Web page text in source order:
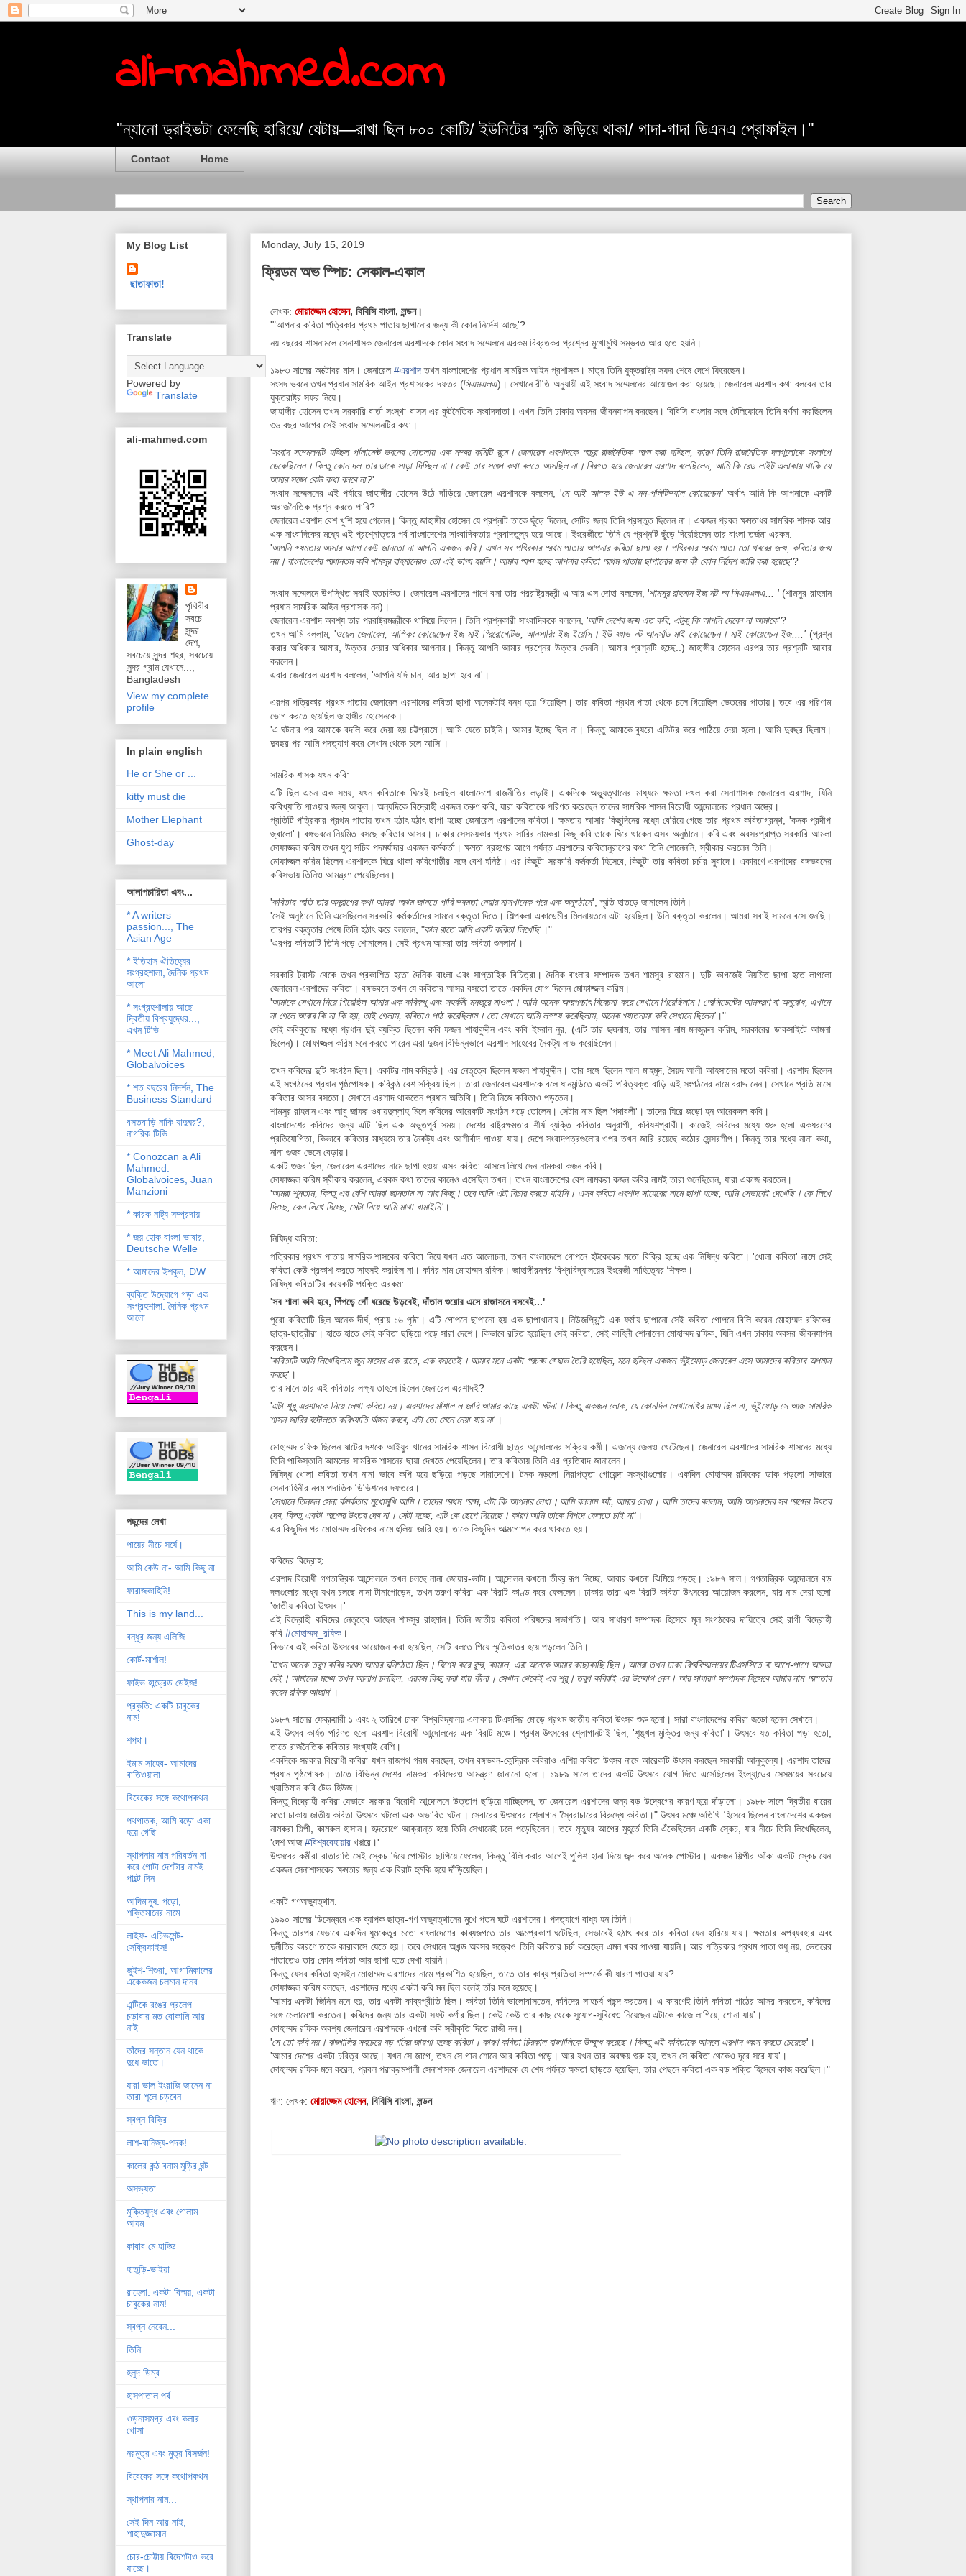
ali-mahmed.com
"ন্যানো ড্রাইভটা ফেলেছি হারিয়ে/ যেটায়—রাখা ছিল ৮০০ কোটি/ ইউনিটের স্মৃতি জড়িয়ে থাকা/ গাদা-গাদা ডিএনএ প্রোফাইল।"
Contact Home
Monday, July 15, 2019
ফ্রিডম অভ স্পিচ: সেকাল-একাল
লেখক: মোয়াজ্জেম হোসেন, বিবিসি বাংলা, লন্ডন।
'"আপনার কবিতা পত্রিকার প্রথম পাতায় ছাপানোর জন্য কী কোন নির্দেশ আছে'?
নয় বছরের শাসনামলে সেনাশাসক জেনারেল এরশাদকে কোন সংবাদ সম্মেলনে এরকম বিব্রতকর প্রশ্নের মুখোমুখি সম্ভবত আর হতে হয়নি।
১৯৮৩ সালের অক্টোবর মাস। জেনারেল #এরশাদতখন বাংলাদেশের প্রধান সামরিক আইন প্রশাসক। মাত্র তিনি যুক্তরাষ্ট্র সফর শেষে দেশে ফিরেছেন।
সংসদ ভবনে তখন প্রধান সামরিক আইন প্রশাসকের দফতর (সিএমএলএ)। সেখানে রীতি অনুযায়ী এই সংবাদ সম্মেলনের আয়োজন করা হয়েছে। জেনারেল এরশাদ কথা বলবেন তার
যুক্তরাষ্ট্র সফর নিয়ে।
জাহাঙ্গীর হোসেন তখন সরকারি বার্তা সংস্থা বাসস এর কূটনৈতিক সংবাদদাতা। এখন তিনি ঢাকায় অবসর জীবনযাপন করছেন। বিবিসি বাংলার সঙ্গে টেলিফোনে তিনি বর্ণনা করছিলেন
৩৬ বছর আগের সেই সংবাদ সম্মেলনটির কথা।
'সংবাদ সম্মেলনটি হচ্ছিল পার্লামেন্ট ভবনের দোতলায় এক নম্বর কমিটি রুমে। জেনারেল এরশাদকে প্রচুর রাজনৈতিক প্রশ্ন করা হচ্ছিল, কারণ তিনি রাজনৈতিক দলগুলোকে সংলাপে
ডেকেছিলেন। কিন্তু কোন দল তার ডাকে সাড়া দিচ্ছিল না। কেউ তার সঙ্গে কথা বলতে আসছিল না। বিরক্ত হয়ে জেনারেল এরশাদ বলেছিলেন, আমি কি রেড লাইট এলাকায় থাকি যে
আমার সঙ্গে কেউ কথা বলবে না?'
সংবাদ সম্মেলনের এই পর্যায়ে জাহাঙ্গীর হোসেন উঠে দাঁড়িয়ে জেনারেল এরশাদকে বললেন, 'মে আই আস্ক ইউ এ নন-পলিটিক্যাল কোয়েশ্চেন' অর্থাৎ আমি কি আপনাকে একটি
অরাজনৈতিক প্রশ্ন করতে পারি?
জেনারেল এরশাদ বেশ খুশি হয়ে গেলেন। কিন্তু জাহাঙ্গীর হোসেন যে প্রশ্নটি তাকে ছুঁড়ে দিলেন, সেটির জন্য তিনি প্রস্তুত ছিলেন না। একজন প্রবল ক্ষমতাধর সামরিক শাসক আর
এক সাংবাদিকের মধ্যে এই প্রশ্নোত্তর পর্ব বাংলাদেশের সাংবাদিকতায় প্রবাদতুল্য হয়ে আছে। ইংরেজীতে তিনি যে প্রশ্নটি ছুঁড়ে দিয়েছিলেন তার বাংলা তর্জমা এরকম:
'আপনি ক্ষমতায় আসার আগে কেউ জানতো না আপনি একজন কবি। এখন সব পত্রিকার প্রথম পাতায় আপনার কবিতা ছাপা হয়। পত্রিকার প্রথম পাতা তো খবরের জন্য, কবিতার জন্য
নয়। বাংলাদেশের প্রধানতম কবি শামসুর রাহমানেরও তো এই ভাগ্য হয়নি। আমার প্রশ্ন হচ্ছে আপনার কবিতা প্রথম পাতায় ছাপানোর জন্য কী কোন নির্দেশ জারি করা হয়েছে'?
সংবাদ সম্মেলনে উপস্থিত সবাই হতচকিত। জেনারেল এরশাদের পাশে বসা তার পররাষ্ট্রমন্ত্রী এ আর এস দোহা বললেন, 'শামসুর রাহমান ইজ নট দ্য সিএমএলএ... ' (শামসুর রাহমান
প্রধান সামরিক আইন প্রশাসক নন)।
জেনারেল এরশাদ অবশ্য তার পররাষ্ট্রমন্ত্রীকে থামিয়ে দিলেন। তিনি প্রশ্নকারী সাংবাদিককে বললেন, 'আমি দেশের জন্য এত করি, এটুকু কি আপনি দেবেন না আমাকে'?
তখন আমি বললাম, 'ওয়েল জেনারেল, আস্কিং কোয়েশ্চেন ইজ মাই প্রিরোগেটিভ, আনসারিং ইজ ইয়োর্স। ইউ হ্যাভ নট আনসার্ড মাই কোয়েশ্চেন। মাই কোয়েশ্চেন ইজ....' (প্রশ্ন
করার অধিকার আমার, উত্তর দেয়ার অধিকার আপনার। কিন্তু আপনি আমার প্রশ্নের উত্তর দেননি। আমার প্রশ্নটি হচ্ছে..)জাহাঙ্গীর হোসেন এরপর তার প্রশ্নটি আবার
করলেন।
এবার জেনারেল এরশাদ বললেন, 'আপনি যদি চান, আর ছাপা হবে না'।
এরপর পত্রিকার প্রথম পাতায় জেনারেল এরশাদের কবিতা ছাপা অনেকটাই বন্ধ হয়ে গিয়েছিল। তার কবিতা প্রথম পাতা থেকে চলে গিয়েছিল ভেতরের পাতায়। তবে এর পরিণাম
ভোগ করতে হয়েছিল জাহাঙ্গীর হোসেনকে।
'এ ঘটনার পর আমাকে বদলি করে দেয়া হয় চট্টগ্রামে। আমি যেতে চাইনি। আমার ইচ্ছে ছিল না। কিন্তু আমাকে ব্যুরো এডিটর করে পাঠিয়ে দেয়া হলো। আমি দুবছর ছিলাম।
দুবছর পর আমি পদত্যাগ করে সেখান থেকে চলে আসি'।
সামরিক শাসক যখন কবি:
এটি ছিল এমন এক সময়, যখন কবিতাকে ঘিরেই চলছিল বাংলাদেশে রাজনীতির লড়াই।একদিকে অভ্যুত্থানের মাধ্যমে ক্ষমতা দখল করা সেনাশাসক জেনারেল এরশাদ, যিনি
কবিখ্যাতি পাওয়ার জন্য আকুল। অন্যদিকে বিদ্রোহী একদল তরুণ কবি, যারা কবিতাকে পরিণত করেছেন তাদের সামরিক শাসন বিরোধী আন্দোলনের প্রধান অস্ত্রে।
প্রতিটি পত্রিকার প্রথম পাতায় তখন হঠাৎ হঠাৎ ছাপা হচ্ছে জেনারেল এরশাদের কবিতা। ক্ষমতায় আসার কিছুদিনের মধ্যে বেরিয়ে গেছে তার প্রথম কবিতাগ্রন্থ, 'কনক প্রদীপ
জ্বালো'। বঙ্গভবনে নিয়মিত বসছে কবিতার আসর। ঢাকার সেসময়কার প্রথম সারির নামকরা কিছু কবি তাকে ঘিরে থাকেন এসব অনুষ্ঠানে।কবি এবং অবসরপ্রাপ্ত সরকারি আমলা
মোফাজ্জল করিম তখন যুগ্ম সচিব পদমর্যাদার একজন কর্মকর্তা। ক্ষমতা গ্রহণের আগে পর্যন্ত এরশাদের কবিতানুরাগের কথা তিনি শোনেননি, স্বীকার করলেন তিনি।
মোফাজ্জল করিম ছিলেন এরশাদকে ঘিরে থাকা কবিগোষ্ঠীর সঙ্গে বেশ ঘনিষ্ঠ। এর কিছুটা সরকারি কর্মকর্তা হিসেবে, কিছুটা তার কবিতা চর্চার সুবাদে। একারণে এরশাদের বঙ্গভবনের
কবিসভায় তিনিও আমন্ত্রণ পেয়েছিলেন।
'কবিতার প্রতি তার অনুরাগের কথা আমরা প্রথম জানতে পারি ক্ষমতা নেয়ার মাসখানেক পরে এক অনুষ্ঠানে', স্মৃতি হাতড়ে জানালেন তিনি।
'সেই অনুষ্ঠানে তিনি এসেছিলেন সরকারি কর্মকর্তাদের সামনে বক্তৃতা দিতে। শিল্পকলা একাডেমীর মিলনায়তনে এটা হয়েছিল। উনি বক্তৃতা করলেন। আমরা সবাই সামনে বসে শুনছি।
তারপর বক্তৃতার শেষে তিনি হঠাৎ করে বললেন, "কাল রাতে আমি একটি কবিতা লিখেছি'।"
'এরপর কবিতাটি তিনি পড়ে শোনালেন। সেই প্রথম আমরা তার কবিতা শুনলাম'।
সরকারি ট্রাস্ট থেকে তখন প্রকাশিত হতো দৈনিক বাংলা এবং সাপ্তাহিক বিচিত্রা। দৈনিক বাংলার সম্পাদক তখন শামসুর রাহমান। দুটি কাগজেই নিয়মিত ছাপা হতে লাগলো
জেনারেল এরশাদের কবিতা। বঙ্গভবনে তখন যে কবিতার আসর বসতো তাতে একদিন যোগ দিলেন মোফাজ্জল করিম।
'আমাকে সেখানে নিয়ে গিয়েছিল আমার এক কবিবন্ধু এবং সহকর্মী মনজুরে মাওলা। আমি অনেক অগ্রপশ্চাৎ বিবেচনা করে সেখানে গিয়েছিলাম। প্রেসিডেন্টের আমন্ত্রণ বা অনুরোধ, এখানে
না গেলে আবার কি না কি হয়, তাই গেলাম, কবিতাও পাঠ করেছিলাম। তো সেখানে আমি লক্ষ্য করেছিলাম, অনেক খ্যাতনামা কবি সেখানে ছিলেন'।"
সেই কবিকুলের মধ্যে প্রধান দুই ব্যক্তি ছিলেন কবি ফজল শাহাবুদ্দীন এবং কবি ইমরান নুর, (এটি তার ছদ্মনাম, তার আসল নাম মনজুরুল করিম, সরকারের ডাকসাইটে আমলা
ছিলেন)। মোফাজ্জল করিম মনে করতে পারেন এরা দুজন বিভিন্নভাবে এরশাদ সাহেবের নৈকট্য লাভ করেছিলেন।
তখন কবিদের দুটি সংগঠন ছিল। একটির নাম কবিকন্ঠ। এর নেতৃত্বে ছিলেন ফজল শাহাবুদ্দীন। তার সঙ্গে ছিলেন আল মাহমুদ, সৈয়দ আলী আহসানের মতো কবিরা। এরশাদ ছিলেন
এই সংগঠনের প্রধান পৃষ্ঠপোষক। কবিকন্ঠ বেশ সক্রিয় ছিল। তারা জেনারেল এরশাদকে বলে ধানমন্ডিতে একটি পরিত্যক্ত বাড়ি এই সংগঠনের নামে বরাদ্দ নেন। সেখানে প্রতি মাসে
কবিতার আসর বসতো। সেখানে এরশাদ থাকতেন প্রধান অতিথি। তিনি নিজে কবিতাও পড়তেন।
শামসুর রাহমান এবং আবু জাফর ওবায়দুল্লাহ মিলে কবিদের আরেকটি সংগঠন গড়ে তোলেন। সেটার নাম ছিল 'পদাবলী'। তাদের ঘিরে জড়ো হন আরেকদল কবি।
বাংলাদেশের কবিদের জন্য এটি ছিল এক অভূতপূর্ব সময়। দেশের রাষ্ট্রক্ষমতার শীর্ষ ব্যক্তি কবিতার অনুরাগী, কবিযশপ্রার্থী। কাজেই কবিদের মধ্যে শুরু হলো একধরণের
প্রতিযোগিতা, কিভাবে কবিতার মাধ্যমে তার নৈকট্য এবং আশীর্বাদ পাওয়া যায়। দেশে সংবাদপত্রগুলোর ওপর তখন জারি রয়েছে কঠোর সেন্সরশীপ। কিন্তু তার মধ্যে নানা কথা,
নানা গুজব ভেসে বেড়ায়।
একটি গুজব ছিল, জেনারেল এরশাদের নামে ছাপা হওয়া এসব কবিতা আসলে লিখে দেন নামকরা কজন কবি।
মোফাজ্জল করিম স্বীকার করলেন, এরকম কথা তাদের কানেও এসেছিল তখন। তখন বাংলাদেশের বেশ নামকরা কজন কবির নামই তারা শুনেছিলেন, যারা একাজ করতেন।
'আমরা শুনতাম, কিন্তু এর বেশি আমরা জানতাম না আর কিছু। তবে আমি এটা বিচার করতে যাইনি। এসব কবিতা এরশাদ সাহেবের নামে ছাপা হচ্ছে, আমি সেভাবেই দেখেছি। কে লিখে
দিচ্ছে, কেন লিখে দিচ্ছে, সেটা নিয়ে আমি মাথা ঘামাইনি'।
নিষিদ্ধ কবিতা:
পত্রিকার প্রথম পাতায় সামরিক শাসকের কবিতা নিয়ে যখন এত আলোচনা, তখন বাংলাদেশে গোপনে হটকেকের মতো বিক্রি হচ্ছে এক নিষিদ্ধ কবিতা।'খোলা কবিতা' নামে সেই
কবিতা কেউ প্রকাশ করতে সাহসই করছিল না। কবির নাম মোহাম্মদ রফিক। জাহাঙ্গীরনগর বিশ্ববিদ্যালয়ের ইংরেজী সাহিত্যের শিক্ষক।
নিষিদ্ধ কবিতাটির কয়েকটি পংক্তি এরকম:
'সব শালা কবি হবে, পিঁপড়ে গোঁ ধরেছে উড়বেই, দাঁতাল শুয়োর এসে রাজাসনে বসবেই...'
পুরো কবিতাটি ছিল অনেক দীর্ঘ, প্রায় ১৬ পৃষ্ঠা। এটি গোপনে ছাপানো হয় এক ছাপাখানায়। নিউজপ্রিন্টে এক ফর্মায় ছাপানো সেই কবিতা গোপনে বিলি করেন মোহাম্মদ রফিকের
ছাত্র-ছাত্রীরা। হাতে হাতে সেই কবিতা ছড়িয়ে পড়ে সারা দেশে।কিভাবে রচিত হয়েছিল সেই কবিতা, সেই কাহিনী শোনালেন মোহাম্মদ রফিক, যিনি এখন ঢাকায় অবসর জীবনযাপন
করছেন।
'কবিতাটি আমি লিখেছিলাম জুন মাসের এক রাতে, এক বসাতেই। আমার মনে একটা প্রচন্ড ক্ষোভ তৈরি হয়েছিল, মনে হচ্ছিল একজন ভুঁইফোড় জেনারেল এসে আমাদের কবিতার অপমান
করছে'।
তার মানে তার এই কবিতার লক্ষ্য তাহলে ছিলেন জেনারেল এরশাদই?
'এটা শুধু এরশাদকে নিয়ে লেখা কবিতা নয়। এরশাদের মার্শাল ল জারি আমার কাছে একটা ঘটনা। কিন্তু একজন লোক, যে কোনদিন লেখালেখির মধ্যে ছিল না, ভূঁইফোড় সে আজ সামরিক
শাসন জারির বদৌলতে কবিখ্যাতি অর্জন করবে, এটা তো মেনে নেয়া যায় না'।
মোহাম্মদ রফিক ছিলেন ষাটের দশকে আইয়ুব খানের সামরিক শাসন বিরোধী ছাত্র আন্দোলনের সক্রিয় কর্মী। এজন্যে জেলও খেটেছেন। জেনারেল এরশাদের সামরিক শাসনের মধ্যে
তিনি পাকিস্তানি আমলের সামরিক শাসনের ছায়া দেখতে পেয়েছিলেন। তার কবিতায় তিনি এর প্রতিবাদ জানালেন।
নিষিদ্ধ খোলা কবিতা তখন নানা ভাবে কপি হয়ে ছড়িয়ে পড়ছে সারাদেশে। টনক নড়লো নিরাপত্তা গোয়েন্দা সংস্থাগুলোর। একদিন মোহাম্মদ রফিকের ডাক পড়লো সাভারে
সেনাবাহিনীর নবম পদাতিক ডিভিশনের দফতরে।
'সেখানে তিনজন সেনা কর্মকর্তার মুখোমুখি আমি। তাদের প্রথম প্রশ্ন, এটা কি আপনার লেখা। আমি বললাম হ্যাঁ, আমার লেখা। আমি তাদের বললাম, আমি আপনাদের সব প্রশ্নের উত্তর
দেব, কিন্তু একটা প্রশ্নের উত্তর দেব না। সেটা হচ্ছে, এটি কে ছেপে দিয়েছে। কারণ আমি তাকে বিপদে ফেলতে চাই না'।
এর কিছুদিন পর মোহাম্মদ রফিকের নামে হুলিয়া জারি হয়। তাকে কিছুদিন আত্মগোপন করে থাকতে হয়।
কবিদের বিদ্রোহ:
এরশাদ বিরোধী গণতান্ত্রিক আন্দোলনে তখন চলছে নানা জোয়ার-ভাটা। আন্দোলন কখনো তীব্র রূপ নিচ্ছে, আবার কখনো ঝিমিয়ে পড়ছে। ১৯৮৭ সাল। গণতান্ত্রিক আন্দোলনে বড়
দলগুলোর মধ্যে যখন চলছে নানা টানাপোড়েন, তখন তরুণ কবিরা এক বিরাট কাণ্ড করে ফেললেন। ঢাকায় তারা এক বিরাট কবিতা উৎসবের আয়োজন করলেন, যার নাম দেয়া হলো
'জাতীয় কবিতা উৎসব।'
এই বিদ্রোহী কবিদের নেতৃত্বে আছেন শামসুর রাহমান। তিনি জাতীয় কবিতা পরিষদের সভাপতি। আর সাধারণ সম্পাদক হিসেবে মূল সংগঠকের দায়িত্বে সেই রাগী বিদ্রোহী
কবি #মোহাম্মদ_রফিক।
কিভাবে এই কবিতা উৎসবের আয়োজন করা হয়েছিল, সেটি বলতে গিয়ে স্মৃতিকাতর হয়ে পড়লেন তিনি।
'তখন অনেক তরুণ কবির সঙ্গে আমার ঘনিষ্ঠতা ছিল। বিশেষ করে রুদ্র, কামাল, এরা অনেকে আমার কাছাকাছি ছিল। আমরা তখন ঢাকা বিশ্ববিদ্যালয়ের টিএসসিতে বা আশে-পাশে আড্ডা
দেই। আমাদের মধ্যে তখন আলাপ চলছিল, এরকম কিছু করা যায় কীনা। সেখান থেকেই এর শুরু। তরুণ কবিরাই এর উদ্যোগ নেন। আর সাধারণ সম্পাদক হিসেবে আমার নাম প্রস্তাব
করেন রফিক আজাদ'।
১৯৮৭ সালের ফেব্রুয়ারী ১ এবং ২ তারিখে ঢাকা বিশ্ববিদ্যালয় এলাকায় টিএসসির মোড়ে প্রথম জাতীয় কবিতা উৎসব শুরু হলো। সারা বাংলাদেশের কবিরা জড়ো হলেন সেখানে।
এই উৎসব কার্যত পরিণত হলো এরশাদ বিরোধী আন্দোলনের এক বিরাট মঞ্চে। প্রথম উৎসবের শ্লোগানটাই ছিল, 'শৃঙ্খল মুক্তির জন্য কবিতা'। উৎসবে যত কবিতা পড়া হতো,
তাতে রাজনৈতিক কবিতার সংখ্যাই বেশি।
একদিকে সরকার বিরোধী কবিরা যখন রাজপথ গরম করছেন, তখন বঙ্গভবন-কেন্দ্রিক কবিরাও এশিয় কবিতা উৎসব নামে আরেকটি উৎসব করছেন সরকারী আনুকুল্যে। এরশাদ তাদের
প্রধান পৃষ্ঠপোষক। তাতে বিভিন্ন দেশের নামকরা কবিদেরও আমন্ত্রণ জানানো হলো। ১৯৮৯ সালে তাদের একটি উৎসবে যোগ দিতে এসেছিলেন ইংল্যান্ডের সেসময়ের সবচেয়ে
খ্যাতিমান কবি টেড হিউজ।
কিন্তু বিদ্রোহী কবিরা যেভাবে সরকার বিরোধী আন্দোলনে উত্তাপ ছড়িয়ে যাচ্ছিলেন, তা জেনারেল এরশাদের জন্য বড় উদ্বেগের কারণ হয়ে দাঁড়ালো। ১৯৮৮ সালে দ্বিতীয় বারের
মতো ঢাকায় জাতীয় কবিতা উৎসবে ঘটলো এক অভাবিত ঘটনা। সেবারের উৎসবের শ্লোগান 'স্বৈরাচারের বিরুদ্ধে কবিতা।" উৎসব মঞ্চে অতিথি হিসেবে ছিলেন বাংলাদেশের একজন
নামকরা শিল্পী, কামরুল হাসান। হৃদরোগে আক্রান্ত হয়ে তিনি সেখানেই ঢলে পড়েছিলেন। তবে মৃত্যুর আগের মুহূর্তে তিনি এঁকেছিলেন একটি স্কেচ, যার নীচে তিনি লিখেছিলেন,
'দেশ আজ#বিশ্ববেহায়ারখপ্পরে।'
উৎসবের কর্মীরা রাতারাতি সেই স্কেচ দিয়ে পোস্টার ছাপিয়ে ফেলেন, কিন্তু বিলি করার আগেই পুলিশ হানা দিয়ে জব্দ করে অনেক পোস্টার। একজন শিল্পীর আঁকা একটি স্কেচ যেন
একজন সেনাশাসকের ক্ষমতার জন্য এক বিরাট হুমকি হয়ে দাঁড়িয়েছিল।
একটি গণঅভ্যুত্থান:
১৯৯০ সালের ডিসেম্বরে এক ব্যাপক ছাত্র-গণ অভ্যুত্থানের মুখে পতন ঘটে এরশাদের। পদত্যাগে বাধ্য হন তিনি।
কিন্তু তারপর যেভাবে একদিন ধুমকেতুর মতো বাংলাদেশের কাব্যজগতে তার আত্মপ্রকাশ ঘটেছিল, সেভাবেই হঠাৎ করে তার কবিতা যেন হারিয়ে যায়। ক্ষমতার অপব্যবহার এবং
দুর্নীতির কারণে তাকে কারাবাসে যেতে হয়। তবে সেখানে অখন্ড অবসর সত্ত্বেও তিনি কবিতার চর্চা করেছেন এমন খবর পাওয়া যায়নি। আর পত্রিকার প্রথম পাতা শুধু নয়, ভেতরের
পাতাতেও তার কোন কবিতা আর ছাপা হতে দেখা যায়নি।
কিন্তু যেসব কবিতা হুসেইন মোহাম্মদ এরশাদের নামে প্রকাশিত হয়েছিল, তাতে তার কাব্য প্রতিভা সম্পর্কে কী ধারণা পাওয়া যায়?
মোফাজ্জল করিম বলছেন, এরশাদের মধ্যে একটা কবি মন ছিল বলেই তাঁর মনে হয়েছে।
'আমার একটা জিনিস মনে হয়, তার একটা কাব্যপ্রীতি ছিল। কবিতা তিনি ভালোবাসতেন, কবিদের সাহচর্য পছন্দ করতেন। এ কারণেই তিনি কবিতা পাঠের আসর করতেন, কবিদের
সঙ্গে মেলামেশা করতেন। কবিদের জন্য তার একটা সফট কর্ণার ছিল। কেউ কেউ তার কাছ থেকে সুযোগ-সুবিধেও নিয়েছেন এটাকে কাজে লাগিয়ে, শোনা যায়'।
মোহাম্মদ রফিক অবশ্য জেনারেল এরশাদকে এখনো কবি স্বীকৃতি দিতে রাজী নন।
'সে তো কবি নয়। বাঙ্গালির সবচেয়ে বড় গর্বের জায়গা হচ্ছে কবিতা। কারণ কবিতা চিরকাল বাঙ্গালিকে উদ্বুদ্ধ করেছে। কিন্তু এই কবিতাকে আসলে এরশাদ ধ্বংস করতে চেয়েছে'।
'আমার দেশের একটা চরিত্র আছে। যখন সে জাগে, তখন সে গান শোনে আর কবিতা পড়ে। আর যখন তার অবক্ষয় শুরু হয়, তখন সে কবিতা থেকেও দূরে সরে যায়'।
মোহাম্মদ রফিক মনে করেন, প্রবল পরাক্রমশালী সেনাশাসক জেনারেল এরশাদকে যে শেষ পর্যন্ত ক্ষমতা ছাড়তে হয়েছিল, তার পেছনে কবিতা এক বড় শক্তি হিসেবে কাজ করেছিল।"
ঋণ: লেখক: মোয়াজ্জেম হোসেন, বিবিসি বাংলা, লন্ডন
My Blog List
ছাতাফাতা!
Translate
Powered by
Translate
ali-mahmed.com
পৃথিবীর
সবচে
সুন্দর
দেশ,
সবচেয়ে সুন্দর শহর, সবচেয়ে
সুন্দর গ্রাম যেখানে...,
Bangladesh
View my complete
profile
In plain english
He or She or ...
kitty must die
Mother Elephant
Ghost-day
আলাপচারিতা এবং...
* A writers
passion..., The
Asian Age
* ইতিহাস ঐতিহ্যের
সংগ্রহশালা, দৈনিক প্রথম
আলো
* সংগ্রহশালায় আছে
দ্বিতীয় বিশ্বযু্দ্ধের...,
এখন টিভি
* Meet Ali Mahmed,
Globalvoices
* শত বছরের নিদর্শন, The
Business Standard
বসতবাড়ি নাকি যাদুঘর?,
নাগরিক টিভি
* Conozcan a Ali
Mahmed:
Globalvoices, Juan
Manzioni
* কারক নাট্য সম্প্রদায়
* জয় হোক বাংলা ভাষার,
Deutsche Welle
* আমাদের ইশকুল, DW
ব্যক্তি উদ্যোগে গড়া এক
সংগ্রহশালা: দৈনিক প্রথম
আলো
পছন্দের লেখা
পায়ের নীচে সর্ষে।
আমি কেউ না- আমি কিছু না
ফারাজকাহিনি!
This is my land...
বন্ধুর জন্য এলিজি
কোর্ট-মার্শাল!
ফাইভ হান্ড্রেড ডেইজ!
প্রকৃতি: একটি চাবুকের
নাম!
শপথ।
ইমাম সাহেব- আমাদের
বাতিওয়ালা
বিবেকের সঙ্গে কথোপকথন
পথগাতক, আমি বড়ো একা
হয়ে গেছি
স্থাপনার নাম পরিবর্তন না
করে গোটা দেশটার নামই
পাল্টে দিন
আদিমানুষ: পড়ো,
শক্তিমানের নামে
লাইফ- এচিভমেন্ট-
সেক্রিফাইস!
জুইশ-শিশুরা, আগামিকালের
একেকজন চলমান দানব
এন্টিকে রঙের প্রলেপ
চড়াবার মত বোকামি আর
নাই
তাঁদের সন্তান যেন থাকে
দুধে ভাতে।
যারা ভাল ইংরাজি জানেন না
তারা শূলে চড়বেন
স্বপ্ন বিক্রি
লাশ-বানিজ্য-পদক!
কালের কন্ঠ বনাম মুড়ির ঘন্ট
অসভ্যতা
মুক্তিযুদ্ধ এবং গোলাম
আযম
কাবাব মে হাড্ডি
হাতুড়ি-ভাইয়া
রাহেলা: একটা বিস্ময়, একটা
চাবুকের নাম!
স্বপ্ন নেবেন...
তিনি
হলুদ ডিম্ব
হাসপাতাল পর্ব
ওড়নাসমগ্র এবং কলার
খোসা
নরমূত্র এবং মুত্র বিসর্জন!
বিবেকের সঙ্গে কথোপকথন
স্থাপনার নাম...
সেই দিন আর নাই,
শাহাদুজ্জামান
চোর-চোট্টায় বিদেশটাও ভরে
যাচ্ছে।